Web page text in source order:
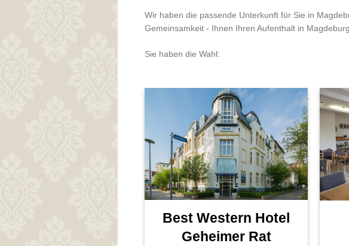
Wir haben die passende Unterkunft für Sie in
Gemeinsamkeit - Ihnen Ihren Aufenthalt in
Sie haben die Wahl:
Best Western Hotel
Geheimer Rat